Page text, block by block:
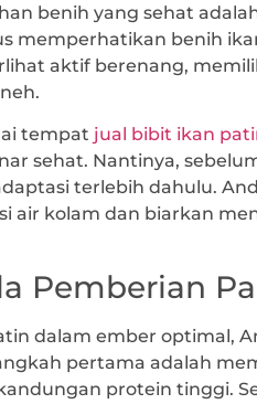
benih yang sehat
memperhatikan benih
aktif berenang,
tempat jual bibit ikan
sehat. Nantinya,
terlebih dahulu.
air kolam dan biarkan
Pemberian
dalam ember optimal,
pertama adalah
protein tinggi.